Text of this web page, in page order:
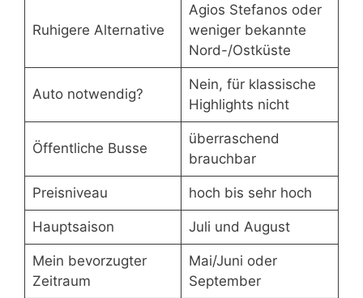
Ruhigere Alternative
Agios Stefanos oder
weniger bekannte
Nord-/Ostküste
Auto notwendig?
Nein, für klassische
Highlights nicht
Öffentliche Busse
überraschend
brauchbar
Preisniveau hoch bis sehr hoch
Hauptsaison Juli und August
Mein bevorzugter
Zeitraum
Mai/Juni oder
September